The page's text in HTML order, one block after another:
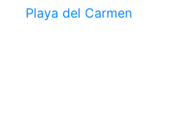
Respecto a
Playa del Carmen